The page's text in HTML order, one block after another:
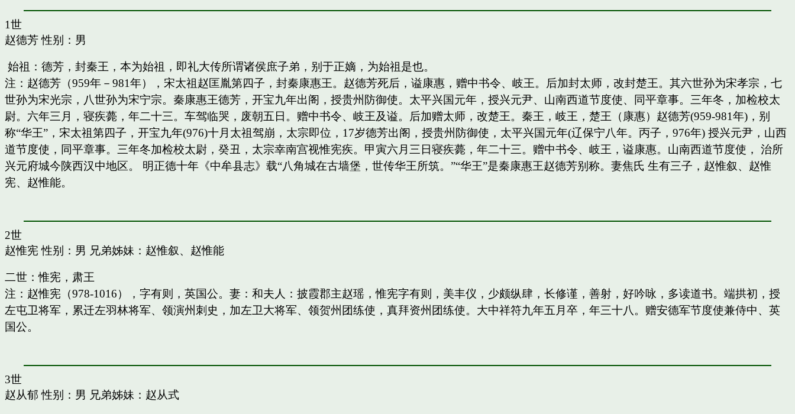
1世
赵德芳性别：男
始祖：德芳，封秦王，本为始祖，即礼大传所谓诸侯庶子弟，别于正嫡，为始祖是也。
注：赵德芳（959年－981年），宋太祖赵匡胤第四子，封秦康惠王。赵德芳死后，谥康惠，赠中书令、岐王。后加封太师，改封楚王。其六世孙为宋孝宗，七
世孙为宋光宗，八世孙为宋宁宗。秦康惠王德芳，开宝九年出阁，授贵州防御使。太平兴国元年，授兴元尹、山南西道节度使、同平章事。三年冬，加检校太
尉。六年三月，寝疾薨，年二十三。车驾临哭，废朝五日。赠中书令、岐王及谥。后加赠太师，改楚王。秦王，岐王，楚王（康惠）赵德芳(959-981年)，别
称“华王”，宋太祖第四子，开宝九年(976)十月太祖驾崩，太宗即位，17岁德芳出阁，授贵州防御使，太平兴国元年(辽保宁八年。丙子，976年) 授兴元尹，山西
道节度使，同平章事。三年冬加检校太尉，癸丑，太宗幸南宫视惟宪疾。甲寅六月三日寝疾薨，年二十三。赠中书令、岐王，谥康惠。山南西道节度使， 治所
兴元府城今陕西汉中地区。 明正德十年《中牟县志》载“八角城在古墙堡，世传华王所筑。”“华王”是秦康惠王赵德芳别称。妻焦氏 生有三子，赵惟叙、赵惟
宪、赵惟能。
2世
赵惟宪 性别：男 兄弟姊妹： 赵惟叙、 赵惟能
二世：惟宪，肃王
注：赵惟宪（978-1016），字有则，英国公。妻：和夫人：披霞郡主赵瑶，惟宪字有则，美丰仪，少颇纵肆，长修谨，善射，好吟咏，多读道书。端拱初，授
左屯卫将军，累迁左羽林将军、领演州刺史，加左卫大将军、领贺州团练使，真拜资州团练使。大中祥符九年五月卒，年三十八。赠安德军节度使兼侍中、英
国公。
3世
赵从郁 性别：男 兄弟姊妹： 赵从式